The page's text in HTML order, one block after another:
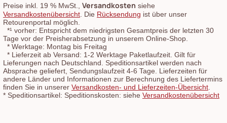
Preise inkl. 19 % MwSt., Versandkosten siehe
Versandkostenübersicht. Die Rücksendung ist über unser
Retourenportal möglich.
*¹ vorher: Entspricht dem niedrigsten Gesamtpreis der letzten 30
Tage vor der Preisherabsetzung in unserem Online-Shop.
* Werktage: Montag bis Freitag
* Lieferzeit ab Versand: 1-2 Werktage Paketlaufzeit. Gilt für
Lieferungen nach Deutschland. Speditionsartikel werden nach
Absprache geliefert, Sendungslaufzeit 4-6 Tage. Lieferzeiten für
andere Länder und Informationen zur Berechnung des Liefertermins
finden Sie in unserer Versandkosten- und Lieferzeiten-Übersicht.
* Speditionsartikel: Speditionskosten: siehe Versandkostenübersicht